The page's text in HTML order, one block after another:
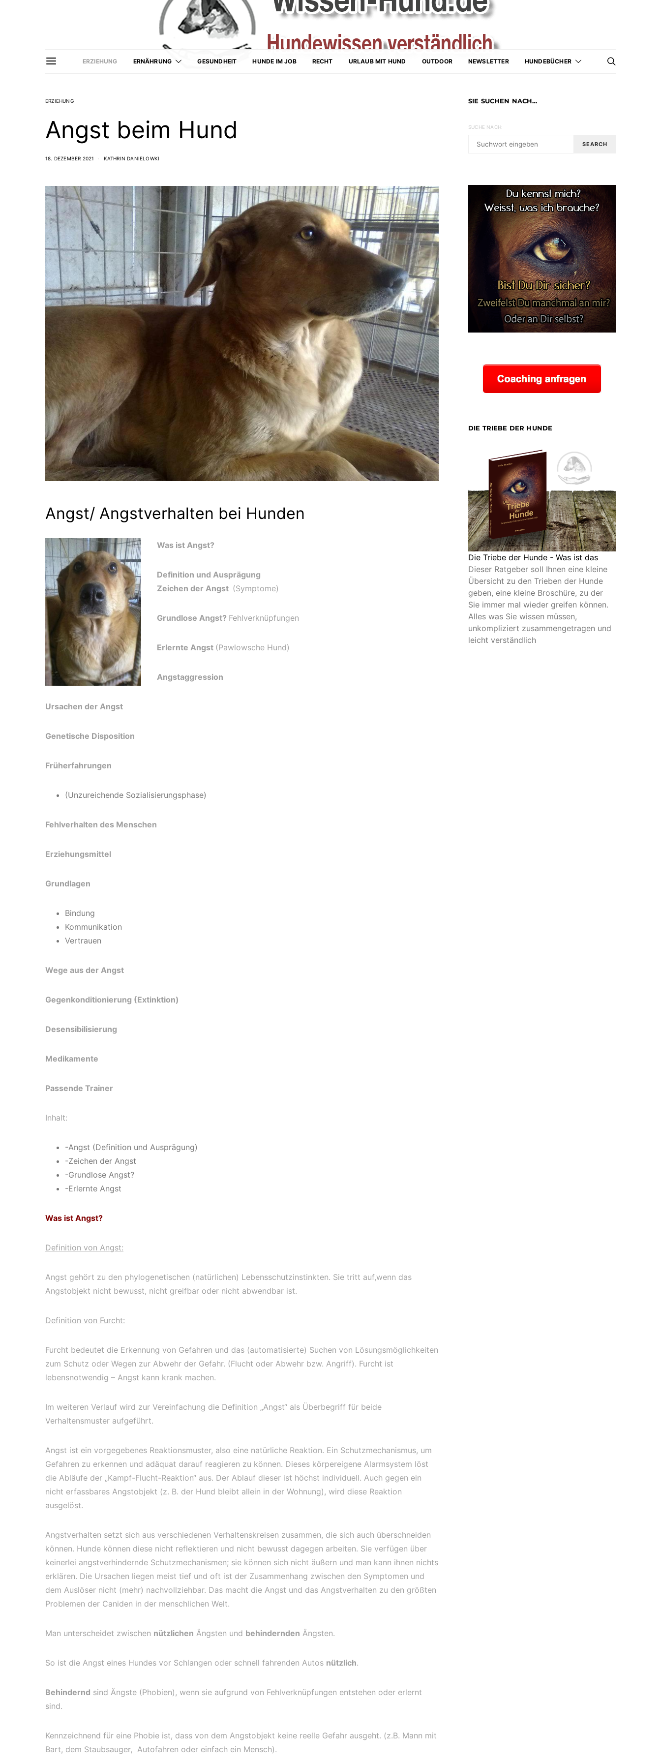
ERZIEHUNG ERNÄHRUNG GESUNDHEIT HUNDE IM JOB RECHT URLAUB MIT HUND OUTDOOR NEWSLETTER HUNDEBÜCHER
ERZIEHUNG
Angst beim Hund
18. DEZEMBER 2021 KATHRIN DANIELOWKI
Angst/ Angstverhalten bei Hunden
Was ist Angst?
Definition und Ausprägung
Zeichen der Angst (Symptome)
Grundlose Angst? Fehlverknüpfungen
Erlernte Angst (Pawlowsche Hund)
Angstaggression
Ursachen der Angst
Genetische Disposition
Früherfahrungen
(Unzureichende Sozialisierungsphase)
Fehlverhalten des Menschen
Erziehungsmittel
Grundlagen
Bindung
Kommunikation
Vertrauen
Wege aus der Angst
Gegenkonditionierung (Extinktion)
Desensibilisierung
Medikamente
Passende Trainer
Inhalt:
-Angst (Definition und Ausprägung)
-Zeichen der Angst
-Grundlose Angst?
-Erlernte Angst
Was ist Angst?
Definition von Angst:
Angst gehört zu den phylogenetischen (natürlichen) Lebensschutzinstinkten. Sie tritt auf,wenn das
Angstobjekt nicht bewusst, nicht greifbar oder nicht abwendbar ist.
Definition von Furcht:
Furcht bedeutet die Erkennung von Gefahren und das (automatisierte) Suchen von Lösungsmöglichkeiten
zum Schutz oder Wegen zur Abwehr der Gefahr. (Flucht oder Abwehr bzw. Angriff). Furcht ist
lebensnotwendig – Angst kann krank machen.
Im weiteren Verlauf wird zur Vereinfachung die Definition „Angst“ als Überbegriff für beide
Verhaltensmuster aufgeführt.
Angst ist ein vorgegebenes Reaktionsmuster, also eine natürliche Reaktion. Ein Schutzmechanismus, um
Gefahren zu erkennen und adäquat darauf reagieren zu können. Dieses körpereigene Alarmsystem löst
die Abläufe der „Kampf-Flucht-Reaktion“ aus. Der Ablauf dieser ist höchst individuell. Auch gegen ein
nicht erfassbares Angstobjekt (z. B. der Hund bleibt allein in der Wohnung), wird diese Reaktion
ausgelöst.
Angstverhalten setzt sich aus verschiedenen Verhaltenskreisen zusammen, die sich auch überschneiden
können. Hunde können diese nicht reflektieren und nicht bewusst dagegen arbeiten. Sie verfügen über
keinerlei angstverhindernde Schutzmechanismen; sie können sich nicht äußern und man kann ihnen nichts
erklären. Die Ursachen liegen meist tief und oft ist der Zusammenhang zwischen den Symptomen und
dem Auslöser nicht (mehr) nachvollziehbar. Das macht die Angst und das Angstverhalten zu den größten
Problemen der Caniden in der menschlichen Welt.
Man unterscheidet zwischen nützlichen Ängsten und behindernden Ängsten.
So ist die Angst eines Hundes vor Schlangen oder schnell fahrenden Autos nützlich.
Behindernd sind Ängste (Phobien), wenn sie aufgrund von Fehlverknüpfungen entstehen oder erlernt
sind.
Kennzeichnend für eine Phobie ist, dass von dem Angstobjekt keine reelle Gefahr ausgeht. (z.B. Mann mit
Bart, dem Staubsauger, Autofahren oder einfach ein Mensch).
SIE SUCHEN NACH…
SUCHE NACH:
SEARCH
DIE TRIEBE DER HUNDE
Die Triebe der Hunde - Was ist das
Dieser Ratgeber soll Ihnen eine kleine
Übersicht zu den Trieben der Hunde
geben, eine kleine Broschüre, zu der
Sie immer mal wieder greifen können.
Alles was Sie wissen müssen,
unkompliziert zusammengetragen und
leicht verständlich